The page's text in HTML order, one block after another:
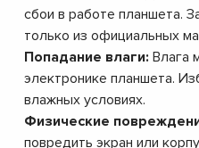
сбои в работе планшета.
только из официальных
Попадание влаги: Влага
электронике планшета.
влажных условиях.
Физические
повредить экран или